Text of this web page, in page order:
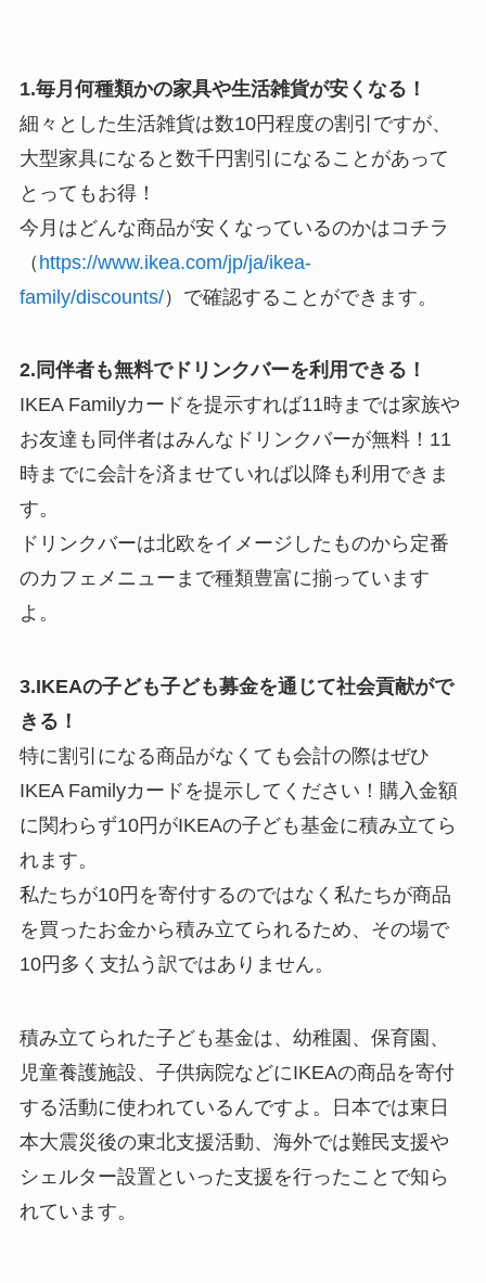
1.毎月何種類かの家具や生活雑貨が安くなる！
細々とした生活雑貨は数10円程度の割引ですが、
大型家具になると数千円割引になることがあって
とってもお得！
今月はどんな商品が安くなっているのかはコチラ
（ https://www.ikea.com/jp/ja/ikea-
family/discounts/）で確認することができます。
2.同伴者も無料でドリンクバーを利用できる！
IKEA Familyカードを提示すれば11時までは家族や
お友達も同伴者はみんなドリンクバーが無料！11
時までに会計を済ませていれば以降も利用できま
す。
ドリンクバーは北欧をイメージしたものから定番
のカフェメニューまで種類豊富に揃っています
よ。
3.IKEAの子ども子ども募金を通じて社会貢献がで
きる！
特に割引になる商品がなくても会計の際はぜひ
IKEA Familyカードを提示してください！購入金額
に関わらず10円がIKEAの子ども基金に積み立てら
れます。
私たちが10円を寄付するのではなく私たちが商品
を買ったお金から積み立てられるため、その場で
10円多く支払う訳ではありません。
積み立てられた子ども基金は、幼稚園、保育園、
児童養護施設、子供病院などにIKEAの商品を寄付
する活動に使われているんですよ。日本では東日
本大震災後の東北支援活動、海外では難民支援や
シェルター設置といった支援を行ったことで知ら
れています。